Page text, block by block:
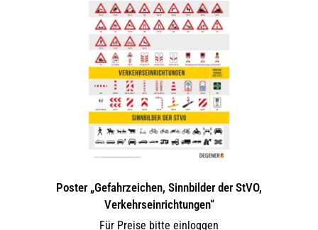
Poster „Gefahrzeichen, Sinnbilder der StVO,
Verkehrseinrichtungen“
Für Preise bitte einloggen